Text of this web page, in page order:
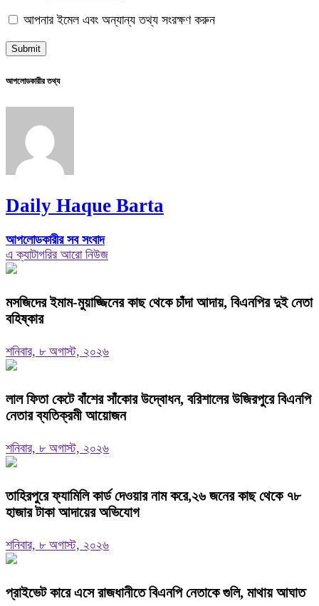
আপনার ইমেল এবং অন্যান্য তথ্য সংরক্ষণ করুন
আপলোডকারীর তথ্য
Daily Haque Barta
আপলোডকারীর সব সংবাদ
এ ক্যাটাগরির আরো নিউজ
মসজিদের ইমাম-মুয়াজ্জিনের কাছ থেকে চাঁদা আদায়, বিএনপির দুই নেতা
বহিষ্কার
শনিবার, ৮ অগাস্ট, ২০২৬
‎লাল ফিতা কেটে বাঁশের সাঁকোর উদ্বোধন, বরিশালের উজিরপুরে বিএনপি
নেতার ব্যতিক্রমী আয়োজন
শনিবার, ৮ অগাস্ট, ২০২৬
তাহিরপুরে ফ্যামিলি কার্ড দেওয়ার নাম করে,২৬ জনের কাছ থেকে ৭৮
হাজার টাকা আদায়ের অভিযোগ
শনিবার, ৮ অগাস্ট, ২০২৬
প্রাইভেট কারে এসে রাজধানীতে বিএনপি নেতাকে গুলি, মাথায় আঘাত